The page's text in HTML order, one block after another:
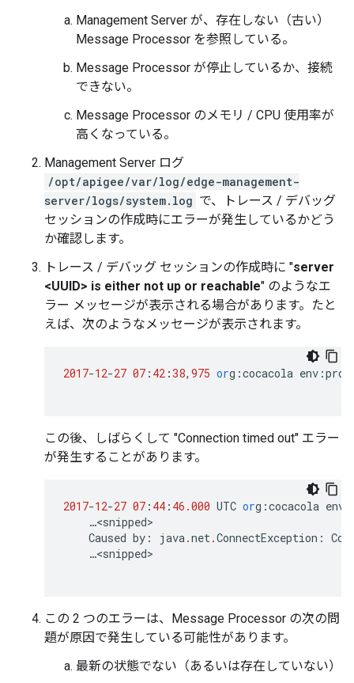
Management Server が、存在しない（古い）
Message Processor を参照している。
Message Processor が停止しているか、接続
できない。
Message Processor のメモリ / CPU 使用率が
高くなっている。
Management Server ログ
/opt/apigee/var/log/edge-management-
server/logs/system.log で、トレース / デバッグ
セッションの作成時にエラーが発生しているかどう
か確認します。
トレース / デバッグ セッションの作成時に "server
<UUID> is either not up or reachable" のようなエ
ラー メッセージが表示される場合があります。たと
えば、次のようなメッセージが表示されます。
2017-12-27 07 : 42 :38, 975 org :cocacola env :prod
この後、しばらくして "Connection timed out" エラー
が発生することがあります。
2017-12-27 07 : 44 : 46.000 UTC org :cocacola env
…<snipped
Caused by : java.net.ConnectException :
…<snipped
この 2 つのエラーは、Message Processor の次の問
題が原因で発生している可能性があります。
最新の状態でない（あるいは存在していない）